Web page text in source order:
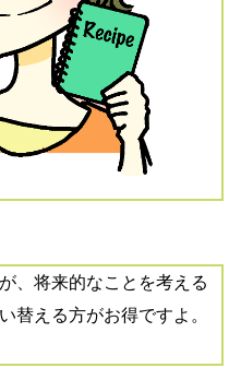
、将来的なことを考える
替える方がお得ですよ。